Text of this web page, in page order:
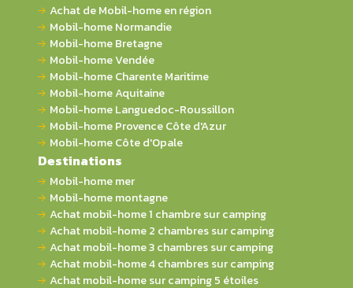
Achat de Mobil-home en région
Mobil-home Normandie
Mobil-home Bretagne
Mobil-home Vendée
Mobil-home Charente Maritime
Mobil-home Aquitaine
Mobil-home Languedoc-Roussillon
Mobil-home Provence Côte d'Azur
Mobil-home Côte d'Opale
Destinations
Mobil-home mer
Mobil-home montagne
Achat mobil-home 1 chambre sur camping
Achat mobil-home 2 chambres sur camping
Achat mobil-home 3 chambres sur camping
Achat mobil-home 4 chambres sur camping
Achat mobil-home sur camping 5 étoiles